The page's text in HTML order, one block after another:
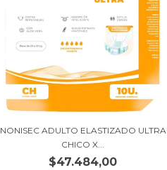
NONISEC ADULTO ELASTIZADO ULTRA
CHICO X...
$47.484,00